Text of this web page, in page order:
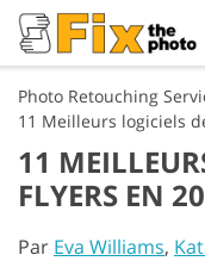
Photo Retouching
11 Meilleurs logiciels
11
FLYERS EN
Par Eva Williams,